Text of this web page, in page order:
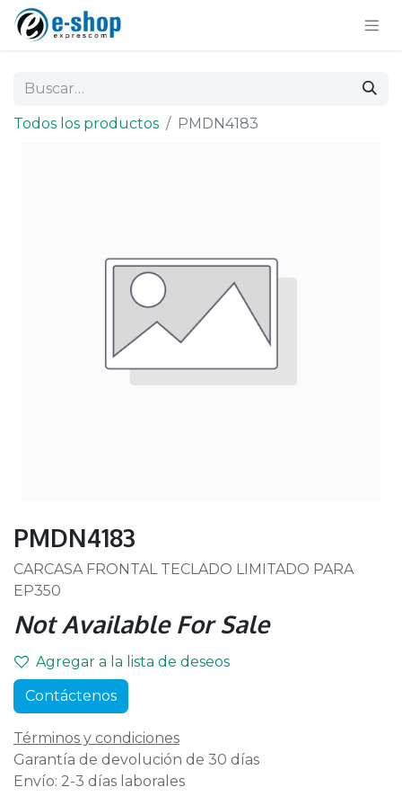
Todos los productos PMDN4183
PMDN4183
CARCASA FRONTAL TECLADO LIMITADO PARA
EP350
Not Available For Sale
Agregar a la lista de deseos
Contáctenos
Términos y condiciones
Garantía de devolución de 30 días
Envío: 2-3 días laborales